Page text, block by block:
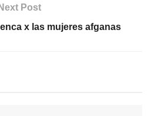
Next Post
x las mujeres afganas